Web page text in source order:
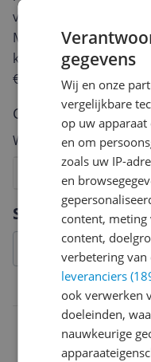
Specificaties
HyperX
van een review
Met jouw mening help
keuze te maken én
€250,-!
Klik hier voor
Cijfer
Welk cijfer geef jij dit
gegevens
Wij en onze
vergelijkbare
op uw apparaat
en om
zoals uw IP-
en
content, meting
content,
verbetering van
leveranciers
ook verwerken
doeleinden,
nauwkeurige